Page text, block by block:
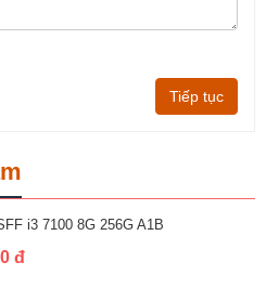
Tiếp tục
i3 7100 8G 256G A1B
đ